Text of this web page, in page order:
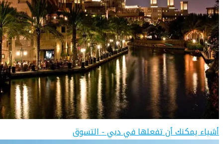
أشياء يمكنك أن تفعلها في دبي - التسوق